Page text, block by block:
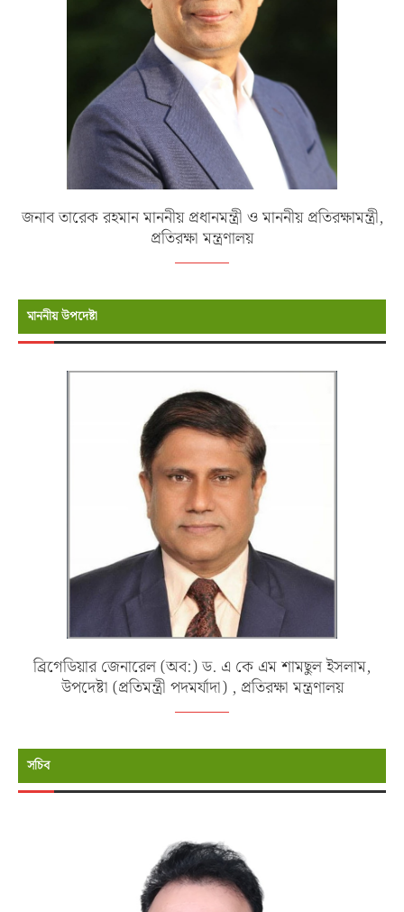
জনাব তারেক রহমান মাননীয় প্রধানমন্ত্রী ও মাননীয় প্রতিরক্ষামন্ত্রী,
প্রতিরক্ষা মন্ত্রণালয়
মাননীয় উপদেষ্টা
ব্রিগেডিয়ার জেনারেল (অব:) ড. এ কে এম শামছুল ইসলাম,
উপদেষ্টা (প্রতিমন্ত্রী পদমর্যাদা) , প্রতিরক্ষা মন্ত্রণালয়
সচিব